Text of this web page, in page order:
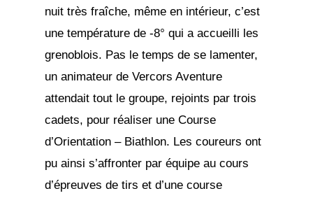
nuit très fraîche, même en intérieur, c’est
une température de -8° qui a accueilli les
grenoblois. Pas le temps de se lamenter,
un animateur de Vercors Aventure
attendait tout le groupe, rejoints par trois
cadets, pour réaliser une Course
d’Orientation – Biathlon. Les coureurs ont
pu ainsi s’affronter par équipe au cours
d’épreuves de tirs et d’une course